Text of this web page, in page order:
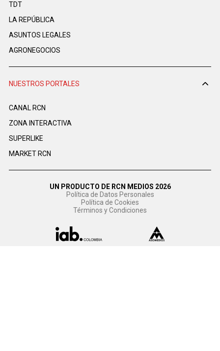
TDT
LA REPÚBLICA
ASUNTOS LEGALES
AGRONEGOCIOS
NUESTROS PORTALES
CANAL RCN
ZONA INTERACTIVA
SUPERLIKE
MARKET RCN
UN PRODUCTO DE RCN MEDIOS 2026
Política de Datos Personales
Política de Cookies
Términos y Condiciones